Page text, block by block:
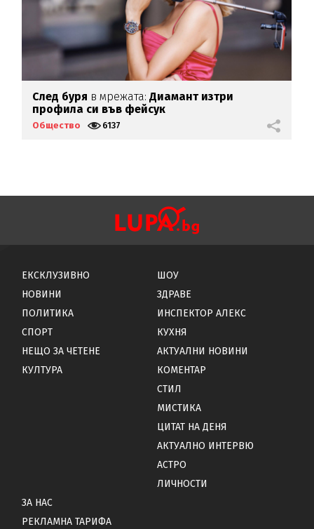
След буря в мрежата:Диамант изтри
профила си във фейсук
Общество 6137
ЕКСКЛУЗИВНО
НОВИНИ
ПОЛИТИКА
СПОРТ
НЕЩО ЗА ЧЕТЕНЕ
КУЛТУРА
ШОУ
ЗДРАВЕ
ИНСПЕКТОР АЛЕКС
КУХНЯ
АКТУАЛНИ НОВИНИ
КОМЕНТАР
СТИЛ
МИСТИКА
ЦИТАТ НА ДЕНЯ
АКТУАЛНО ИНТЕРВЮ
АСТРО
ЛИЧНОСТИ
ЗА НАС
РЕКЛАМНА ТАРИФА